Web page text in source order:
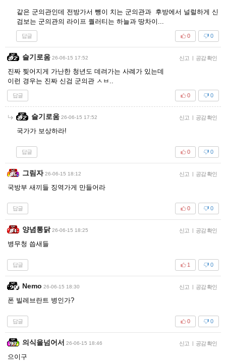
같은 군의관인데 전방가서 뺑이 치는 군의관과 후방에서 널럴하게 신
검보는 군의관의 라이프 퀄러티는 하늘과 땅차이...
답글 0
0
슬기로움 26-06-15 17:52 신고 | 공감 확인
진짜 찢어지게 가난한 청년도 데려가는 사례가 있는데
이런 경우는 진짜 신검 군의관 ㅅㅂ..
답글 0
0
슬기로움 26-06-15 17:52 신고 | 공감 확인
국가가 보상하라!
답글 0
0
그림자 26-06-15 18:12 신고 | 공감 확인
국방부 새끼들 징역가게 만들어라
답글 0
0
양념통닭 26-06-15 18:25 신고 | 공감 확인
병무청 씁새들
답글 0
1
Nemo 26-06-15 18:30 신고 | 공감 확인
폰 빌레브란트 병인가?
답글 0
0
의식을넘어서 26-06-15 18:46 신고 | 공감 확인
으이구